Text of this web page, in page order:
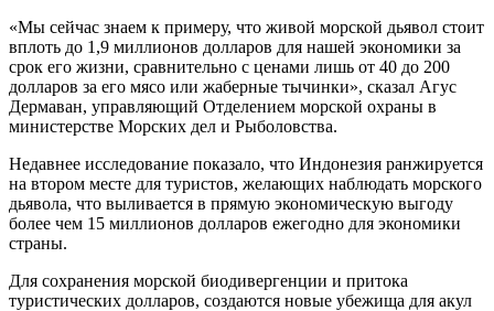
«Мы сейчас знаем к примеру, что живой морской дьявол стоит
вплоть до 1,9 миллионов долларов для нашей экономики за
срок его жизни, сравнительно с ценами лишь от 40 до 200
долларов за его мясо или жаберные тычинки», сказал Агус
Дермаван, управляющий Отделением морской охраны в
министерстве Морских дел и Рыболовства.
Недавнее исследование показало, что Индонезия ранжируется
на втором месте для туристов, желающих наблюдать морского
дьявола, что выливается в прямую экономическую выгоду
более чем 15 миллионов долларов ежегодно для экономики
страны.
Для сохранения морской биодивергенции и притока
туристических долларов, создаются новые убежища для акул